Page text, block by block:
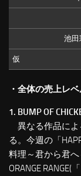
池田
仮
・全体の売上レ
1. BUMP OF
異なる作品によ
る。今週の「
料理～君から君
ORANGE